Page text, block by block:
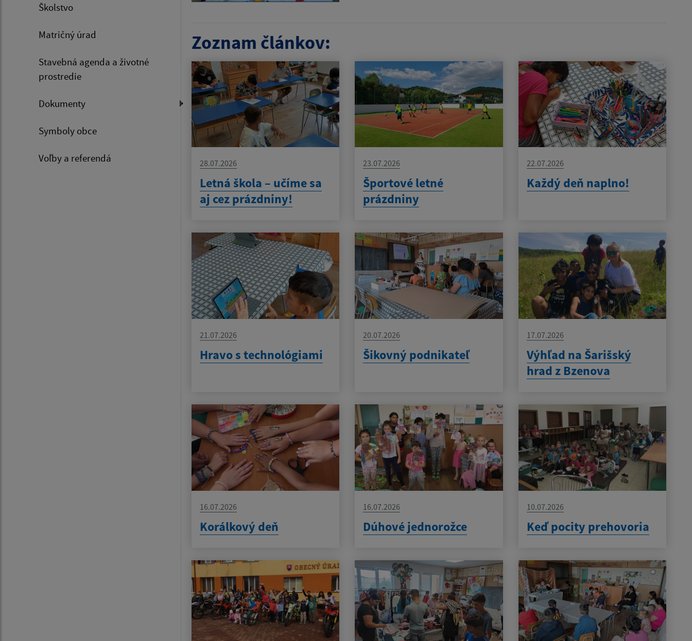
Školstvo
Matričný úrad
Stavebná agenda a životné
prostredie
Dokumenty
Symboly obce
Voľby a referendá
Zoznam článkov:
28.07.2026
Letná škola – učíme sa
aj cez prázdniny!
23.07.2026
Športové letné
prázdniny
22.07.2026
Každý deň naplno!
21.07.2026
Hravo s technológiami
20.07.2026
Šikovný podnikateľ
17.07.2026
Výhľad na Šarišský
hrad z Bzenova
16.07.2026
Korálkový deň
16.07.2026
Dúhové jednorožce
10.07.2026
Keď pocity prehovoria